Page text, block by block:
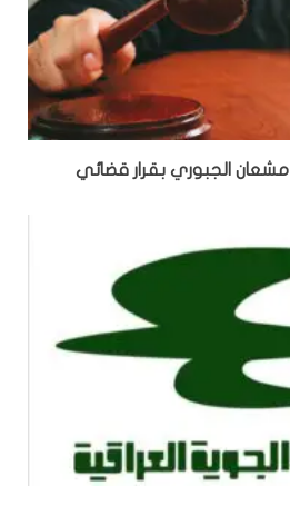
مشعان الجبوري بقرار قضائي